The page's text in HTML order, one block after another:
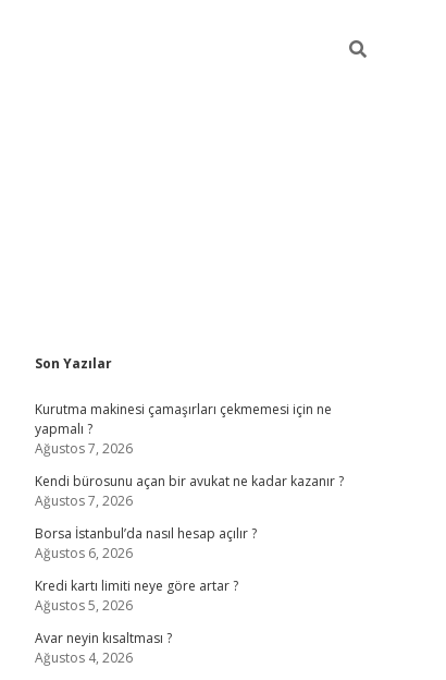
Sidebar
Son Yazılar
Kurutma makinesi çamaşırları çekmemesi için ne
yapmalı ?
Ağustos 7, 2026
Kendi bürosunu açan bir avukat ne kadar kazanır ?
Ağustos 7, 2026
Borsa İstanbul’da nasıl hesap açılır ?
Ağustos 6, 2026
Kredi kartı limiti neye göre artar ?
Ağustos 5, 2026
Avar neyin kısaltması ?
Ağustos 4, 2026